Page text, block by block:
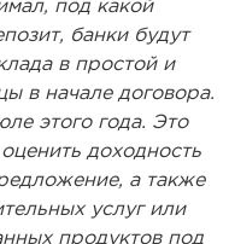
под какой
банки будут
в простой и
в начале договора.
этого года. Это
доходность
а также
услуг или
продуктов под